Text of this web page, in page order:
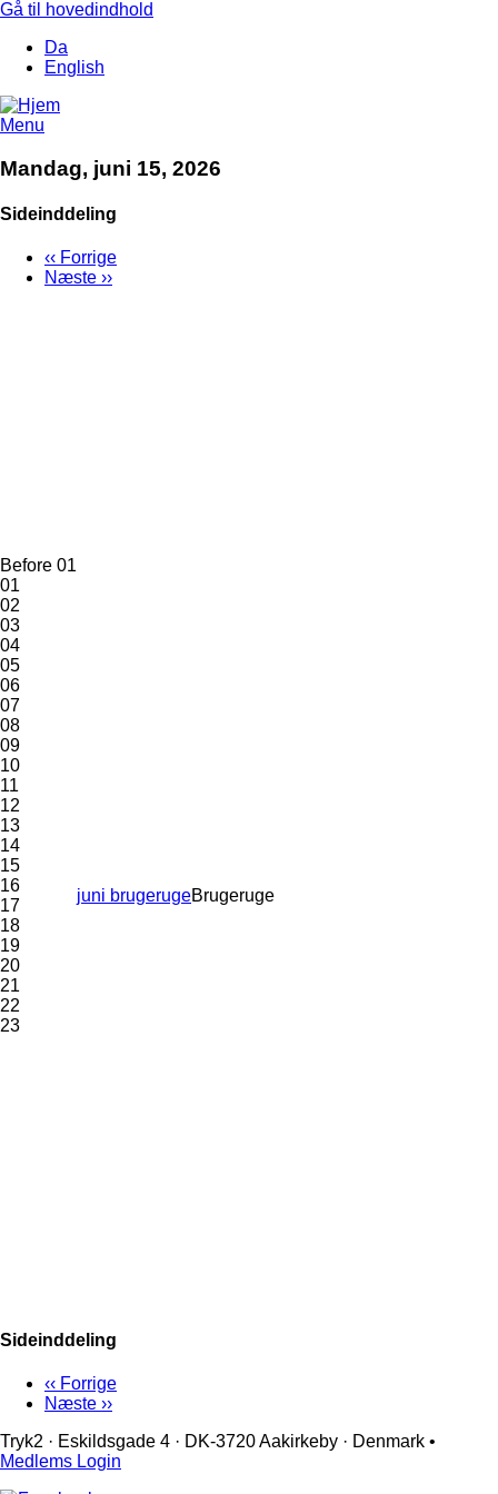
Gå til hovedindhold
Da
English
Menu
Mandag, juni 15, 2026
Sideinddeling
‹‹ Forrige
Næste ››
Before 01
01
02
03
04
05
06
07
08
09
10
11
12
13
14
15
16
17
18
19
20
21
22
23
juni brugerugeBrugeruge
Sideinddeling
‹‹ Forrige
Næste ››
Tryk2 · Eskildsgade 4 ­· DK-3720 Aakirkeby · Denmark •
Medlems Login